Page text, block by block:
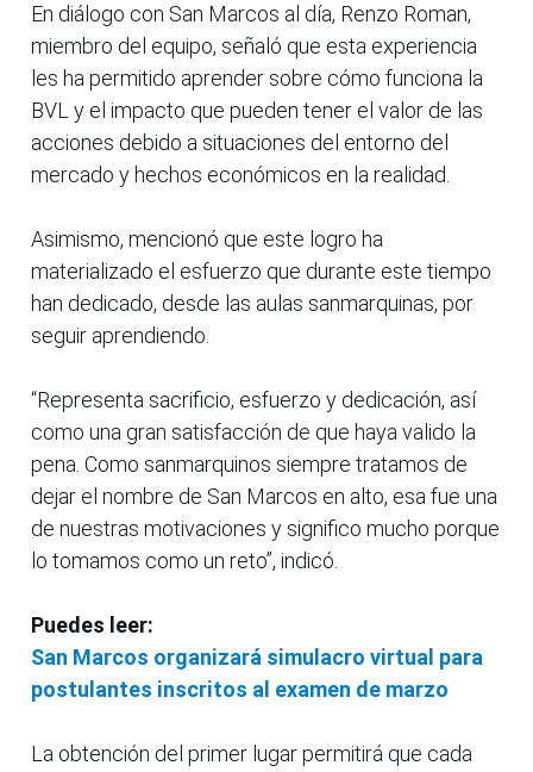
En diálogo con San Marcos al día, Renzo Roman,
miembro del equipo, señaló que esta experiencia
les ha permitido aprender sobre cómo funciona la
BVL y el impacto que pueden tener el valor de las
acciones debido a situaciones del entorno del
mercado y hechos económicos en la realidad.
Asimismo, mencionó que este logro ha
materializado el esfuerzo que durante este tiempo
han dedicado, desde las aulas sanmarquinas, por
seguir aprendiendo.
“Representa sacrificio, esfuerzo y dedicación, así
como una gran satisfacción de que haya valido la
pena. Como sanmarquinos siempre tratamos de
dejar el nombre de San Marcos en alto, esa fue una
de nuestras motivaciones y significo mucho porque
lo tomamos como un reto”, indicó.
Puedes leer:
San Marcos organizará simulacro virtual para
postulantes inscritos al examen de marzo
La obtención del primer lugar permitirá que cada